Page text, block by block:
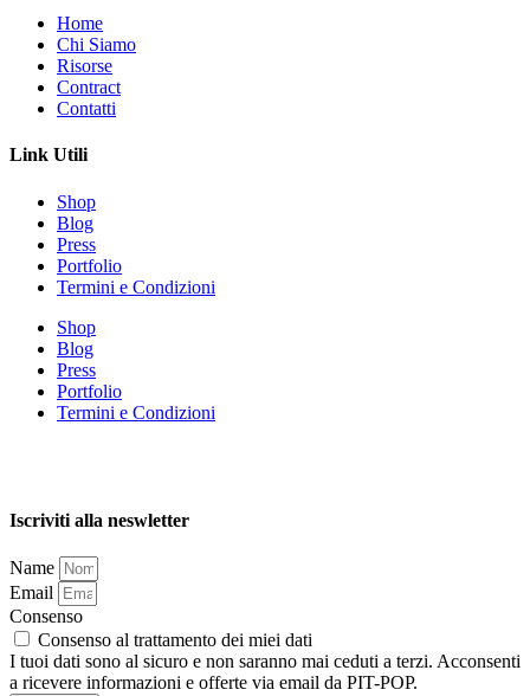
Home
Chi Siamo
Risorse
Contract
Contatti
Link Utili
Shop
Blog
Press
Portfolio
Termini e Condizioni
Shop
Blog
Press
Portfolio
Termini e Condizioni
Iscriviti alla neswletter
Name
Email
Consenso
Consenso al trattamento dei miei dati
I tuoi dati sono al sicuro e non saranno mai ceduti a terzi. Acconsenti
a ricevere informazioni e offerte via email da PIT-POP.